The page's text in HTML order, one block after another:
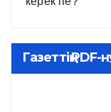
Газеттің